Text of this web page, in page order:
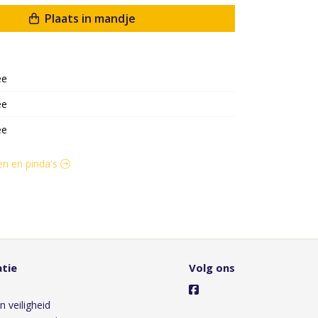
Plaats in mandje
en pinda's
veiligheid
Volg ons